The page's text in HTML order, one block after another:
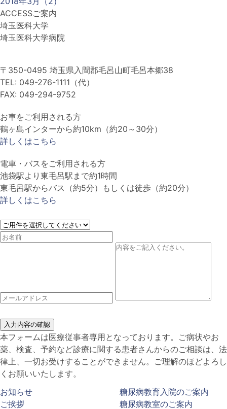
ACCESSご案内
埼玉医科大学
埼玉医科大学病院
〒350-0495 埼玉県入間郡毛呂山町毛呂本郷38
TEL: 049-276-1111（代）
FAX: 049-294-9752
お車をご利用される方
鶴ヶ島インターから約10km（約20～30分）
詳しくはこちら
電車・バスをご利用される方
池袋駅より東毛呂駅まで約1時間
東毛呂駅からバス（約5分）もしくは徒歩（約20分）
詳しくはこちら
入力内容の確認
本フォームは医療従事者専用となっております。ご病状やお
薬、検査、予約など診療に関する患者さんからのご相談は、法
律上、一切お受けすることができません。ご理解のほどよろし
くお願いいたします。
お知らせ
ご挨拶
糖尿病教育入院のご案内
糖尿病教室のご案内